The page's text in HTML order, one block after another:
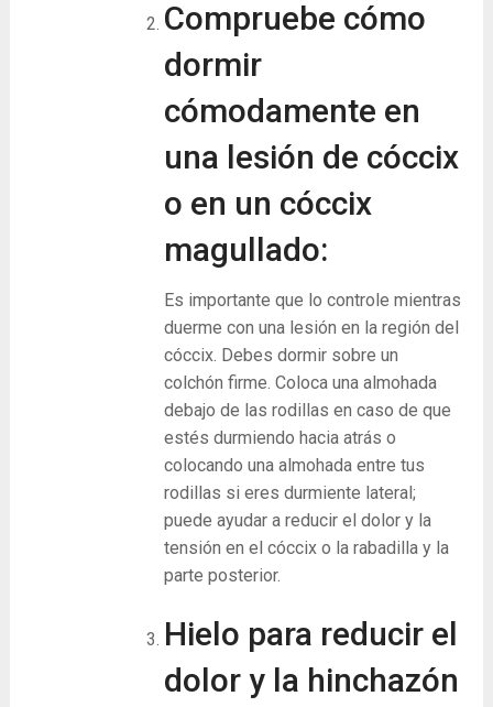
Compruebe cómo
dormir
cómodamente en
una lesión de cóccix
o en un cóccix
magullado:
Es importante que lo controle mientras
duerme con una lesión en la región del
cóccix. Debes dormir sobre un
colchón firme. Coloca una almohada
debajo de las rodillas en caso de que
estés durmiendo hacia atrás o
colocando una almohada entre tus
rodillas si eres durmiente lateral;
puede ayudar a reducir el dolor y la
tensión en el cóccix o la rabadilla y la
parte posterior.
Hielo para reducir el
dolor y la hinchazón